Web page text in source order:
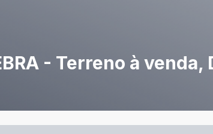
- Terreno à venda,